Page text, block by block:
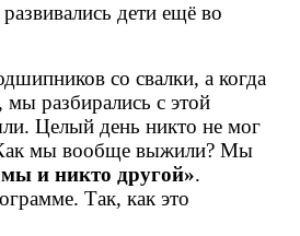
дети ещё во
со свалки, а когда
разбирались с этой
Целый день никто не мог
Как мы вообще выжили? Мы
и никто другой».
Так, как это